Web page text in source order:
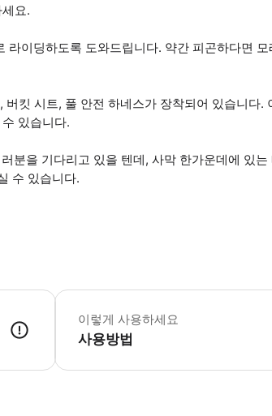
요.
라이딩하도록 도와드립니다. 약간 피곤하다면
킷 시트, 풀 안전 하네스가 장착되어 있습니다.
있습니다.
분을 기다리고 있을 텐데, 사막 한가운데에 있
수 있습니다.
Dune Buggy는 본인의 책임으로 하는 자가
이렇게 사용하세요
사용방법